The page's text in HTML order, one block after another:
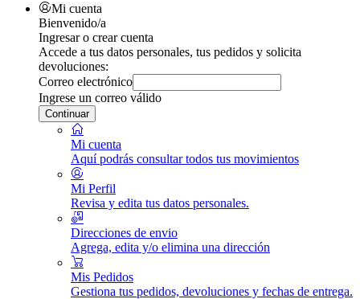
Mi cuenta
Bienvenido/a
Ingresar o crear cuenta
Accede a tus datos personales, tus pedidos y solicita
devoluciones:
Correo electrónico
Ingrese un correo válido
Continuar
Mi cuenta
Aquí podrás consultar todos tus movimientos
Mi Perfil
Revisa y edita tus datos personales.
Direcciones de envio
Agrega, edita y/o elimina una dirección
Mis Pedidos
Gestiona tus pedidos, devoluciones y fechas de entrega.